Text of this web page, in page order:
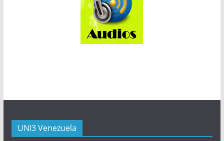
UNI3 Venezuela